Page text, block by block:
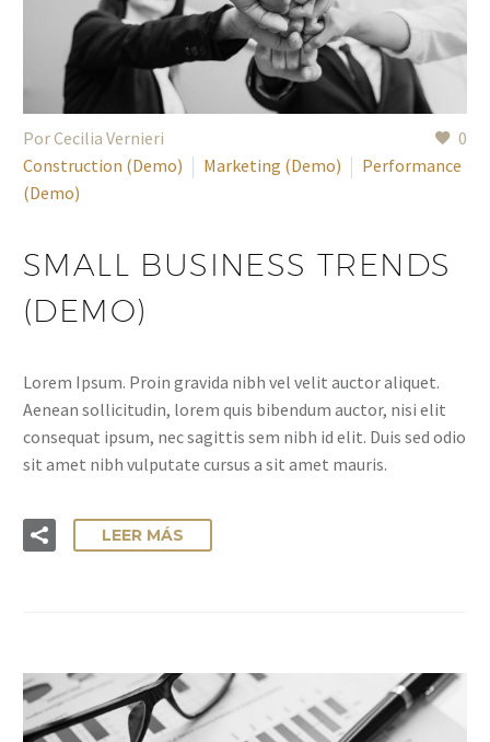
0
Por Cecilia Vernieri
Construction (Demo)
Marketing (Demo)
Performance
(Demo)
SMALL BUSINESS TRENDS
(DEMO)
Lorem Ipsum. Proin gravida nibh vel velit auctor aliquet.
Aenean sollicitudin, lorem quis bibendum auctor, nisi elit
consequat ipsum, nec sagittis sem nibh id elit. Duis sed odio
sit amet nibh vulputate cursus a sit amet mauris.
LEER MÁS